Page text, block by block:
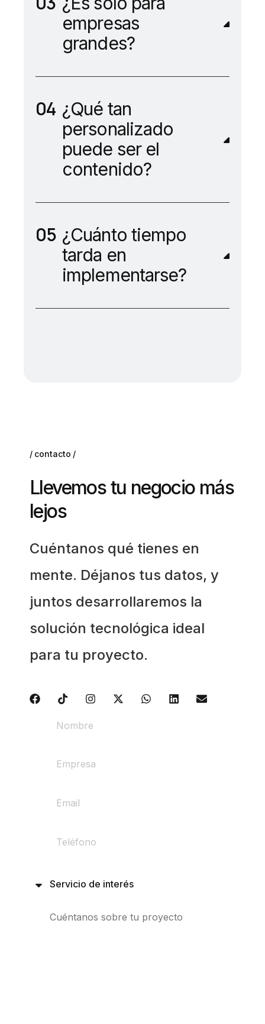
empresas
grandes?
¿Qué tan
personalizado
puede ser el
contenido?
¿Cuánto tiempo
tarda en
implementarse?
contacto
Llevemos tu negocio más
lejos
Cuéntanos qué tienes en
mente. Déjanos tus datos, y
juntos desarrollaremos la
solución tecnológica ideal
para tu proyecto.